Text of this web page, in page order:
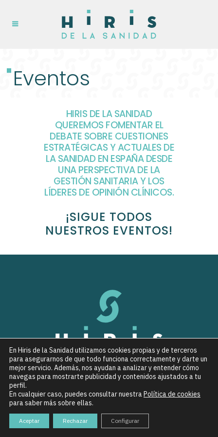
Eventos
HIRIS DE LA SANIDAD
QUEREMOS FOMENTAR EL
DEBATE SOBRE CUESTIONES
ESTRATÉGICAS Y ACTUALES DE
LA SANIDAD EN ESPAÑA DESDE
UNA PERSPECTIVA DE LA
GESTIÓN SANITARIA Y LOS
LÍDERES DE OPINIÓN CLÍNICOS.
¡SIGUE TODOS
NUESTROS EVENTOS!
Política de privacidad
. Copyright © 2021 Hiris de la Sanidad
En Hiris de la Sanidad utilizamos cookies propias y de terceros
para asegurarnos de que todo funciona correctamente y darte un
mejor servicio. Además, nos ayudan a analizar y entender cómo
navegas para mostrarte publicidad y contenidos ajustados a tu
perfil.
En cualquier caso, puedes consultar nuestraPolítica de cookies
para saber más sobre ellas.
Aceptar Rechazar Configurar